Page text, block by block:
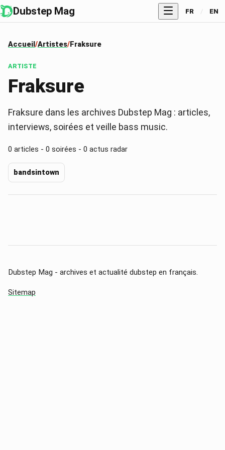
Dubstep Mag FR / EN
Accueil Artistes Fraksure
ARTISTE
Fraksure
Fraksure dans les archives Dubstep Mag : articles,
interviews, soirées et veille bass music.
0 articles - 0 soirées - 0 actus radar
bandsintown
Dubstep Mag - archives et actualité dubstep en français.
Sitemap